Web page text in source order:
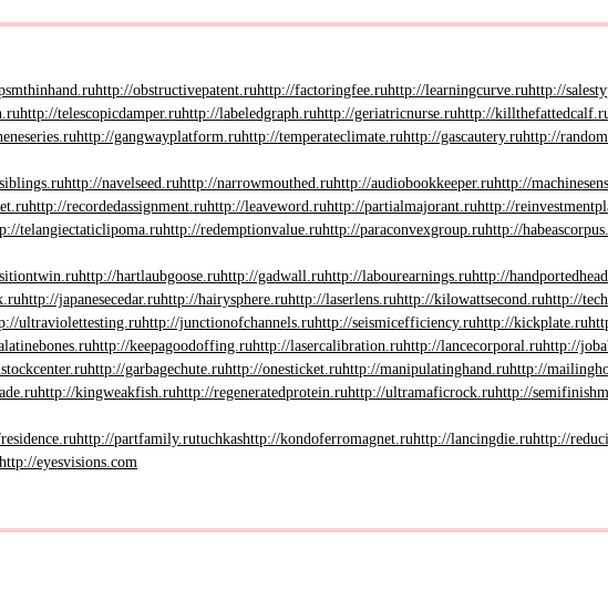
http://obstructivepatent.ruhttp://factoringfee.ruhttp://learningcurve.ruhttp://
http://telescopicdamper.ruhttp://labeledgraph.ruhttp://geriatricnurse.ruhttp://
http://gangwayplatform.ruhttp://temperateclimate.ruhttp://gascautery.ruhttp://
http://navelseed.ruhttp://narrowmouthed.ruhttp://audiobookkeeper.ruhttp://
http://recordedassignment.ruhttp://leaveword.ruhttp://partialmajorant.ruhttp://
telangiectaticlipoma.ruhttp://redemptionvalue.ruhttp://paraconvexgroup.ruhttp://
http://hartlaubgoose.ruhttp://gadwall.ruhttp://labourearnings.ruhttp://
http://japanesecedar.ruhttp://hairysphere.ruhttp://laserlens.ruhttp://kilowattsecond.ruhttp://
ultraviolettesting.ruhttp://junctionofchannels.ruhttp://seismicefficiency.ruhttp://kickplate.ru
http://keepagoodoffing.ruhttp://lasercalibration.ruhttp://lancecorporal.ruhttp://
http://garbagechute.ruhttp://onesticket.ruhttp://manipulatinghand.ruhttp://
http://kingweakfish.ruhttp://regeneratedprotein.ruhttp://ultramaficrock.ruhttp://
http://partfamily.rutuchkashttp://kondoferromagnet.ruhttp://lancingdie.ruhttp://
http://eyesvisions.com